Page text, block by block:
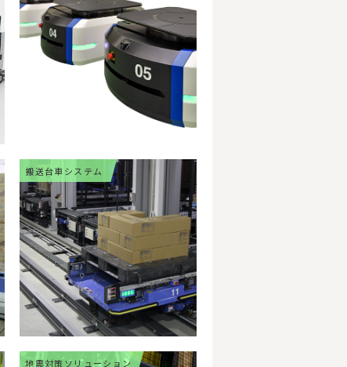
搬送台車システム
地震対策ソリューション